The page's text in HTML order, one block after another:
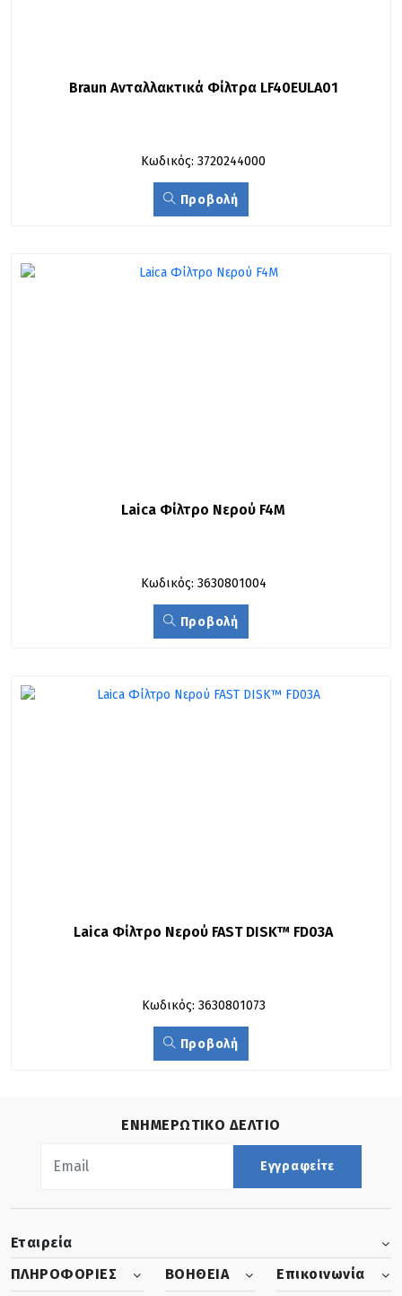
Braun Ανταλλακτικά Φίλτρα LF40EULA01
Κωδικός: 3720244000
Προβολή
Laica Φίλτρο Νερού F4M
Κωδικός: 3630801004
Προβολή
Laica Φίλτρο Νερού FAST DISK™ FD03A
Κωδικός: 3630801073
Προβολή
ΕΝΗΜΕΡΩΤΙΚΟ ΔΕΛΤΙΟ
Εγγραφείτε
Εταιρεία
ΠΛΗΡΟΦΟΡΙΕΣ
ΒΟΗΘΕΙΑ Επικοινωνία